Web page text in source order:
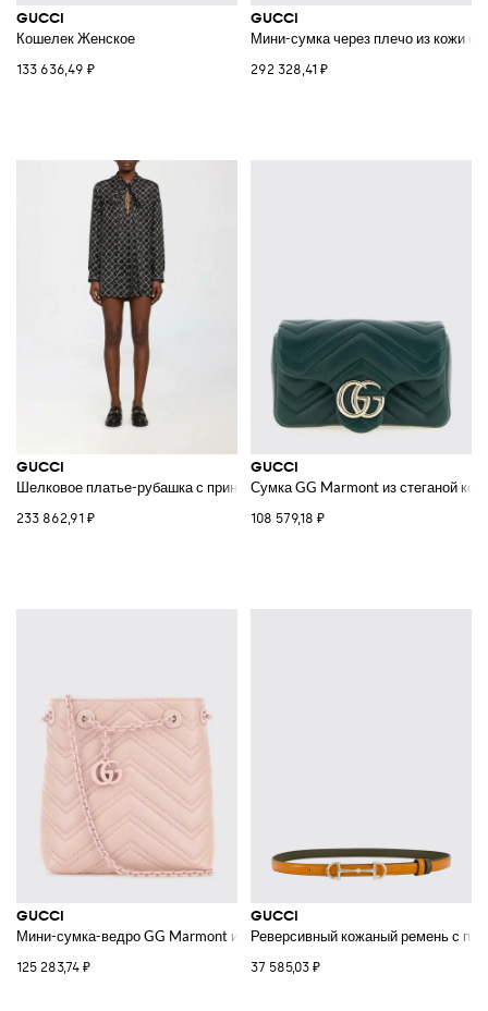
GUCCI
Кошелек Женское
133 636,49 ₽
GUCCI
Мини-сумка через плечо из кожи с
292 328,41 ₽
GUCCI
Шелковое платье-рубашка с принтом Horsebit
233 862,91 ₽
GUCCI
Сумка GG Marmont из стеганой
108 579,18 ₽
GUCCI
Мини-сумка-ведро GG Marmont из стеганой кожи наппа с узором
125 283,74 ₽
GUCCI
Реверсивный кожаный ремень с
37 585,03 ₽